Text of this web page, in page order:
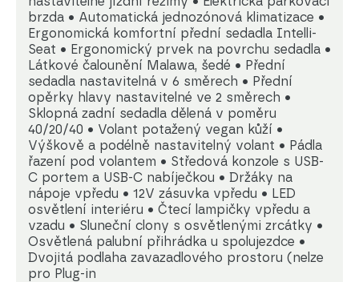
brzda • Automatická jednozónová klimatizace •
Ergonomická komfortní přední sedadla Intelli-
Seat • Ergonomický prvek na povrchu sedadla •
Látkové čalounění Malawa, šedé • Přední
sedadla nastavitelná v 6 směrech • Přední
opěrky hlavy nastavitelné ve 2 směrech •
Sklopná zadní sedadla dělená v poměru
40/20/40 • Volant potažený vegan kůží •
Výškově a podélně nastavitelný volant • Pádla
řazení pod volantem • Středová konzole s USB-
C portem a USB-C nabíječkou • Držáky na
nápoje vpředu • 12V zásuvka vpředu • LED
osvětlení interiéru • Čtecí lampičky vpředu a
vzadu • Sluneční clony s osvětlenými zrcátky •
Osvětlená palubní přihrádka u spolujezdce •
Dvojitá podlaha zavazadlového prostoru (nelze
pro Plug-in